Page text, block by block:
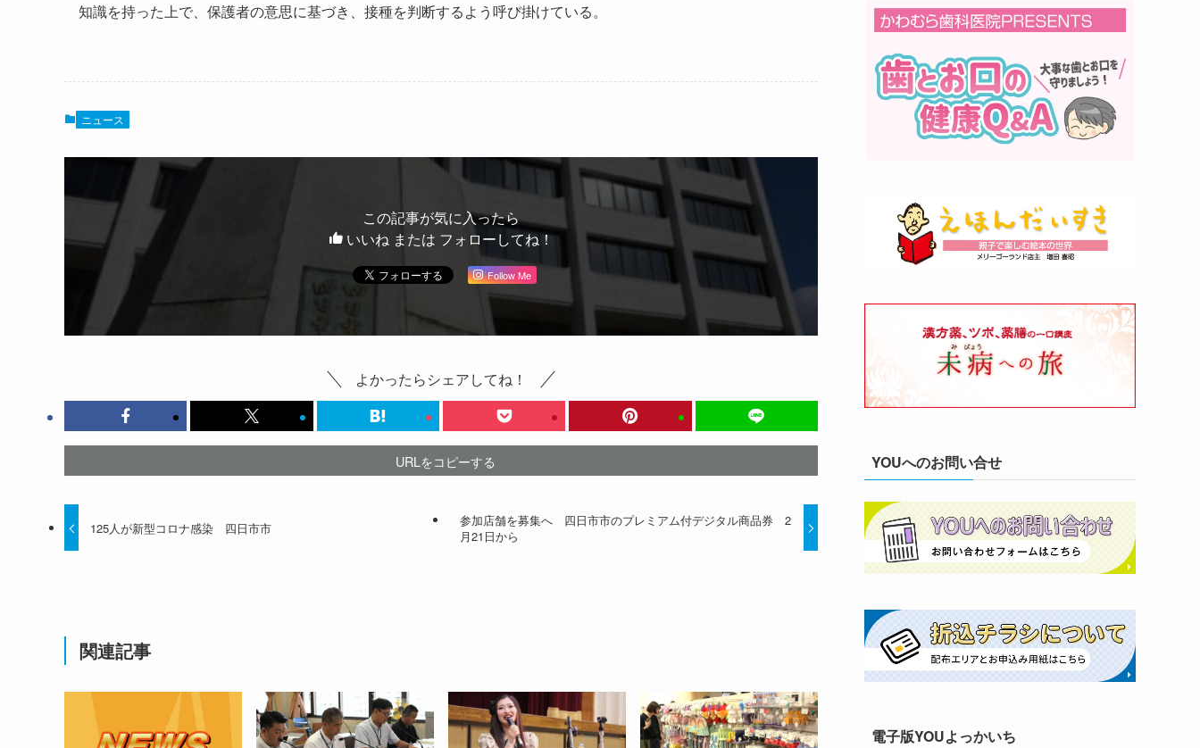
知識を持った上で、保護者の意思に基づき、接種を判断するよう呼び掛けている。
ニュース
この記事が気に入ったら
いいね または フォローしてね！
Follow Me
よかったらシェアしてね！
URLをコピーする
125人が新型コロナ感染 四日市市
参加店舗を募集へ 四日市市のプレミアム付デジタル商品券 2
月21日から
関連記事
YOUへのお問い合せ
電子版YOUよっかいち